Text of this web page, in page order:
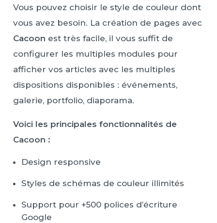
Vous pouvez choisir le style de couleur dont
vous avez besoin. La création de pages avec
Cacoon est très facile, il vous suffit de
configurer les multiples modules pour
afficher vos articles avec les multiples
dispositions disponibles : événements,
galerie, portfolio, diaporama.
Voici les principales fonctionnalités de
Cacoon :
Design responsive
Styles de schémas de couleur illimités
Support pour +500 polices d’écriture
Google